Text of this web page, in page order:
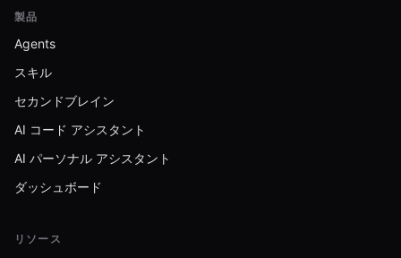
製品
Agents
スキル
セカンドブレイン
AI コード アシスタント
AI パーソナル アシスタント
ダッシュボード
リソース